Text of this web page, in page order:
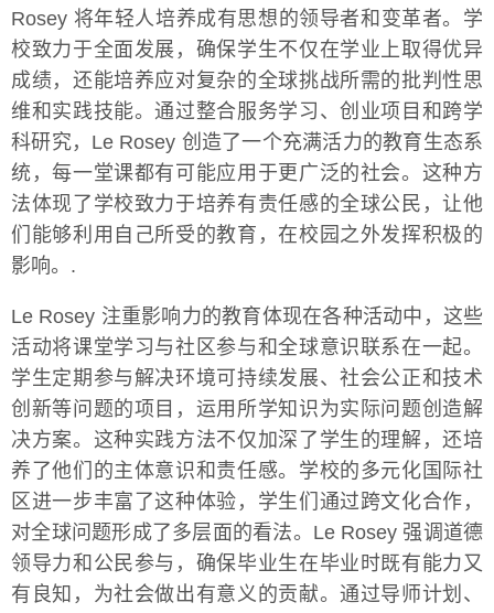
Rosey 将年轻人培养成有思想的领导者和变革者。学
校致力于全面发展，确保学生不仅在学业上取得优异
成绩，还能培养应对复杂的全球挑战所需的批判性思
维和实践技能。通过整合服务学习、创业项目和跨学
科研究，Le Rosey 创造了一个充满活力的教育生态系
统，每一堂课都有可能应用于更广泛的社会。这种方
法体现了学校致力于培养有责任感的全球公民，让他
们能够利用自己所受的教育，在校园之外发挥积极的
影响。.
Le Rosey 注重影响力的教育体现在各种活动中，这些
活动将课堂学习与社区参与和全球意识联系在一起。
学生定期参与解决环境可持续发展、社会公正和技术
创新等问题的项目，运用所学知识为实际问题创造解
决方案。这种实践方法不仅加深了学生的理解，还培
养了他们的主体意识和责任感。学校的多元化国际社
区进一步丰富了这种体验，学生们通过跨文化合作，
对全球问题形成了多层面的看法。Le Rosey 强调道德
领导力和公民参与，确保毕业生在毕业时既有能力又
有良知，为社会做出有意义的贡献。通过导师计划、